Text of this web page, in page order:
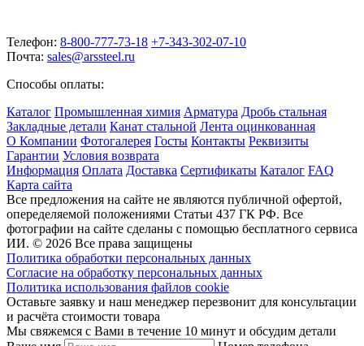
Телефон: 8-800-777-73-18 +7-343-302-07-10
Почта: sales@arssteel.ru
Способы оплаты:
Каталог Промышленная химия Арматура Дробь стальная
Закладные детали Канат стальной Лента оцинкованная
О Компании Фотогалерея Госты Контакты Реквизиты
Гарантии Условия возврата
Информация Оплата Доставка Сертификаты Каталог FAQ
Карта сайта
Все предложения на сайте не являются публичной офертой,
опеределяемой положениями Статьи 437 ГК РФ. Все
фотографии на сайте сделаны с помощью бесплатного сервиса
ИИ. © 2026 Все права защищены
Политика обработки персональных данных
Согласие на обработку персональных данных
Политика использования файлов cookie
Оставьте заявку и наш менеджер перезвонит для консультации
и расчёта стоимости товара
Мы свяжемся с Вами в течение 10 минут и обсудим детали